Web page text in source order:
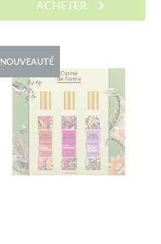
était :
ACHETER
NOUVEAUTÉ